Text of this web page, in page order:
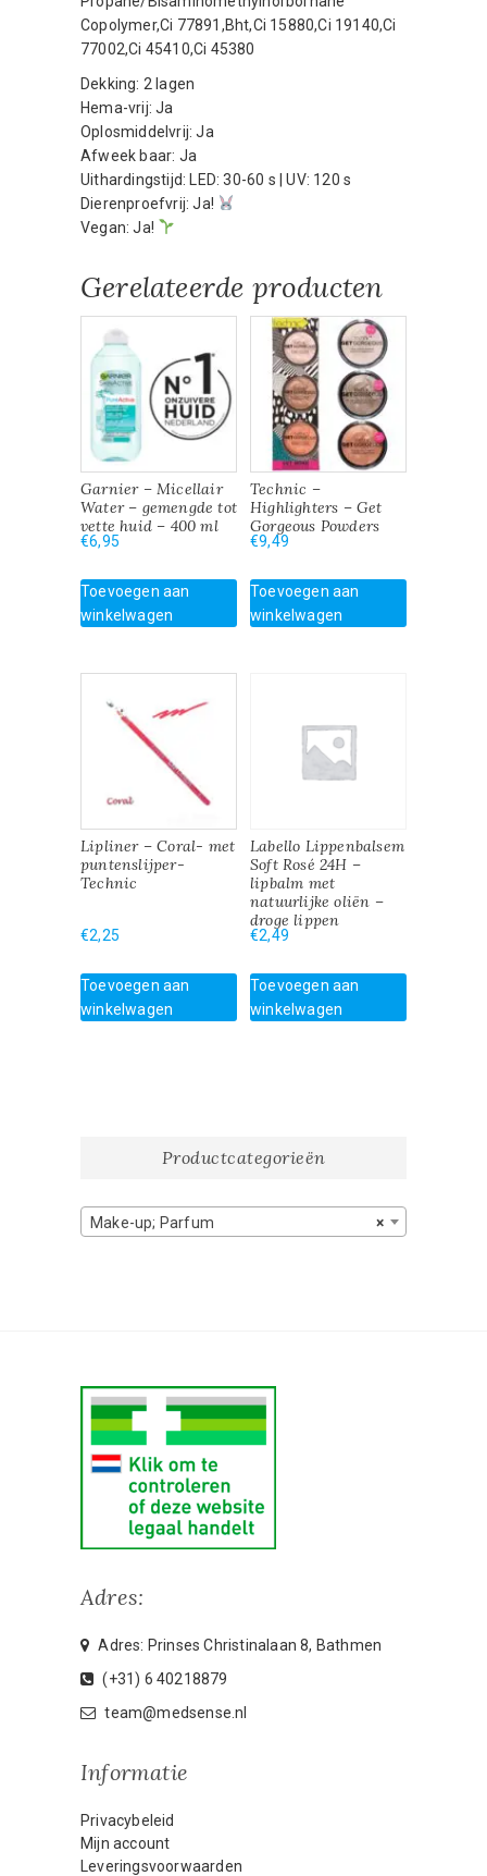
Copolymer,Ci 77891,Bht,Ci 15880,Ci 19140,Ci
77002,Ci 45410,Ci 45380
Dekking: 2 lagen
Hema-vrij: Ja
Oplosmiddelvrij: Ja
Afweek baar: Ja
Uithardingstijd: LED: 30-60 s | UV: 120 s
Dierenproefvrij: Ja!
Vegan: Ja!
Gerelateerde producten
Garnier – Micellair
Water – gemengde tot
vette huid – 400 ml
€6,95
Toevoegen aan
winkelwagen
Technic –
Highlighters – Get
Gorgeous Powders
€9,49
Toevoegen aan
winkelwagen
Lipliner – Coral- met
puntenslijper-
Technic
€2,25
Toevoegen aan
winkelwagen
Labello Lippenbalsem
Soft Rosé 24H –
lipbalm met
natuurlijke oliën –
droge lippen
€2,49
Toevoegen aan
winkelwagen
Productcategorieën
×
Make-up; Parfum
Adres:
Adres: Prinses Christinalaan 8, Bathmen
(+31) 6 40218879
team@medsense.nl
Informatie
Privacybeleid
Mijn account
Leveringsvoorwaarden